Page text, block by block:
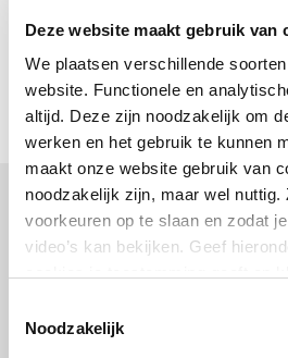
Deze website maakt gebruik van
We plaatsen verschillende
website. Functionele en
altijd. Deze zijn noodzakelijk om
werken en het gebruik te kunnen
maakt onze website gebruik van
noodzakelijk zijn, maar wel nuttig.
voorkeuren op te slaan en zodat
video’s kan bekijken. Geef
akkoord met het plaatsen van alle
Noodzakelijk
Waarom